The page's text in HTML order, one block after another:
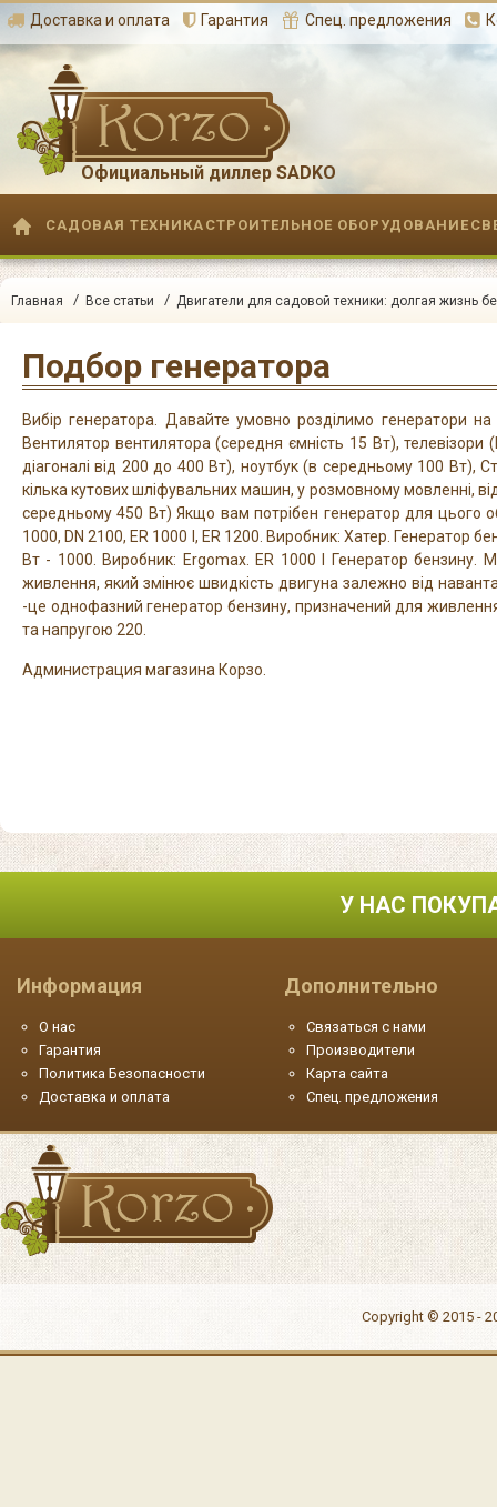
Доставка и оплата Гарантия Спец. предложения
Официальный диллер SADKO
САДОВАЯ ТЕХНИКА СТРОИТЕЛЬНОЕ ОБОРУДОВАНИЕ
Главная / Все статьи / Двигатели для садовой техники: долгая жизнь
Подбор генератора
Вибір генератора. Давайте умовно розділимо генератори
Вентилятор вентилятора (середня ємність 15 Вт),
діагоналі від 200 до 400 Вт), ноутбук (в середньому 100 Вт),
кілька кутових шліфувальних машин, у розмовному мовленні,
середньому 450 Вт) Якщо вам потрібен генератор для цього
1000, DN 2100, ER 1000 I, ER 1200. Виробник: Хатер. Генератор
Вт - 1000. Виробник: Ergomax. ER 1000 I Генератор бензину.
живлення, який змінює швидкість двигуна залежно від
-це однофазний генератор бензину, призначений для
та напругою 220.
Администрация магазина Корзо.
У НАС
Информация
О нас
Гарантия
Политика Безопасности
Доставка и оплата
Дополнительно
Связаться с нами
Производители
Карта сайта
Спец. предложения
Copyright © 2015 -